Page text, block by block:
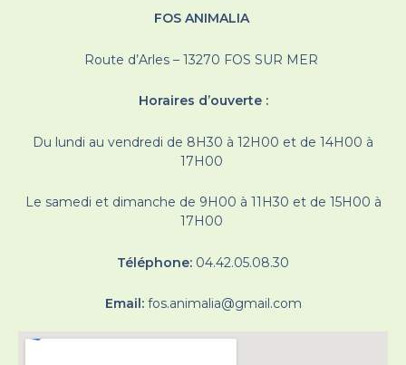
FOS ANIMALIA
Route d’Arles – 13270 FOS SUR MER
Horaires d’ouverte :
Du lundi au vendredi de 8H30 à 12H00 et de 14H00 à
17H00
Le samedi et dimanche de 9H00 à 11H30 et de 15H00 à
17H00
Téléphone: 04.42.05.08.30
Email: fos.animalia@gmail.com